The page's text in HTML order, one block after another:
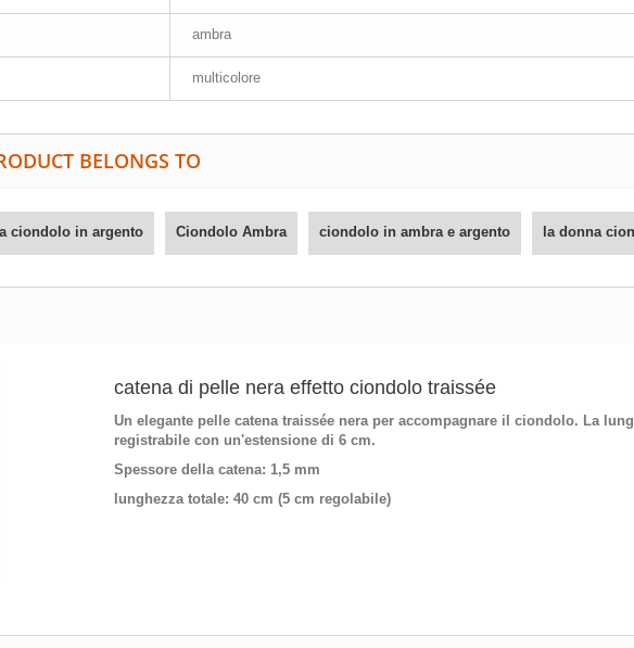
ambra
multicolore
BELONGS TO
ciondolo in argento Ciondolo Ambra ciondolo in ambra e argento la donna
catena di pelle nera effetto ciondolo traissée
Un elegante pelle catena traissée nera per accompagnare il ciondolo. La
registrabile con un'estensione di 6 cm.
Spessore della catena: 1,5 mm
lunghezza totale: 40 cm (5 cm regolabile)